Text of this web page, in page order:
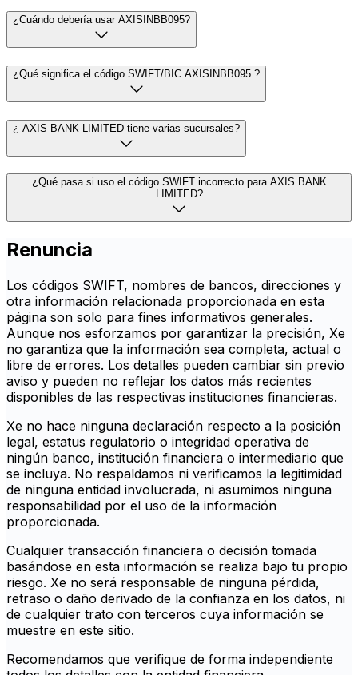
¿Cuándo debería usar AXISINBB095?
¿Qué significa el código SWIFT/BIC AXISINBB095 ?
¿ AXIS BANK LIMITED tiene varias sucursales?
¿Qué pasa si uso el código SWIFT incorrecto para AXIS BANK
LIMITED?
Renuncia
Los códigos SWIFT, nombres de bancos, direcciones y
otra información relacionada proporcionada en esta
página son solo para fines informativos generales.
Aunque nos esforzamos por garantizar la precisión, Xe
no garantiza que la información sea completa, actual o
libre de errores. Los detalles pueden cambiar sin previo
aviso y pueden no reflejar los datos más recientes
disponibles de las respectivas instituciones financieras.
Xe no hace ninguna declaración respecto a la posición
legal, estatus regulatorio o integridad operativa de
ningún banco, institución financiera o intermediario que
se incluya. No respaldamos ni verificamos la legitimidad
de ninguna entidad involucrada, ni asumimos ninguna
responsabilidad por el uso de la información
proporcionada.
Cualquier transacción financiera o decisión tomada
basándose en esta información se realiza bajo tu propio
riesgo. Xe no será responsable de ninguna pérdida,
retraso o daño derivado de la confianza en los datos, ni
de cualquier trato con terceros cuya información se
muestre en este sitio.
Recomendamos que verifique de forma independiente